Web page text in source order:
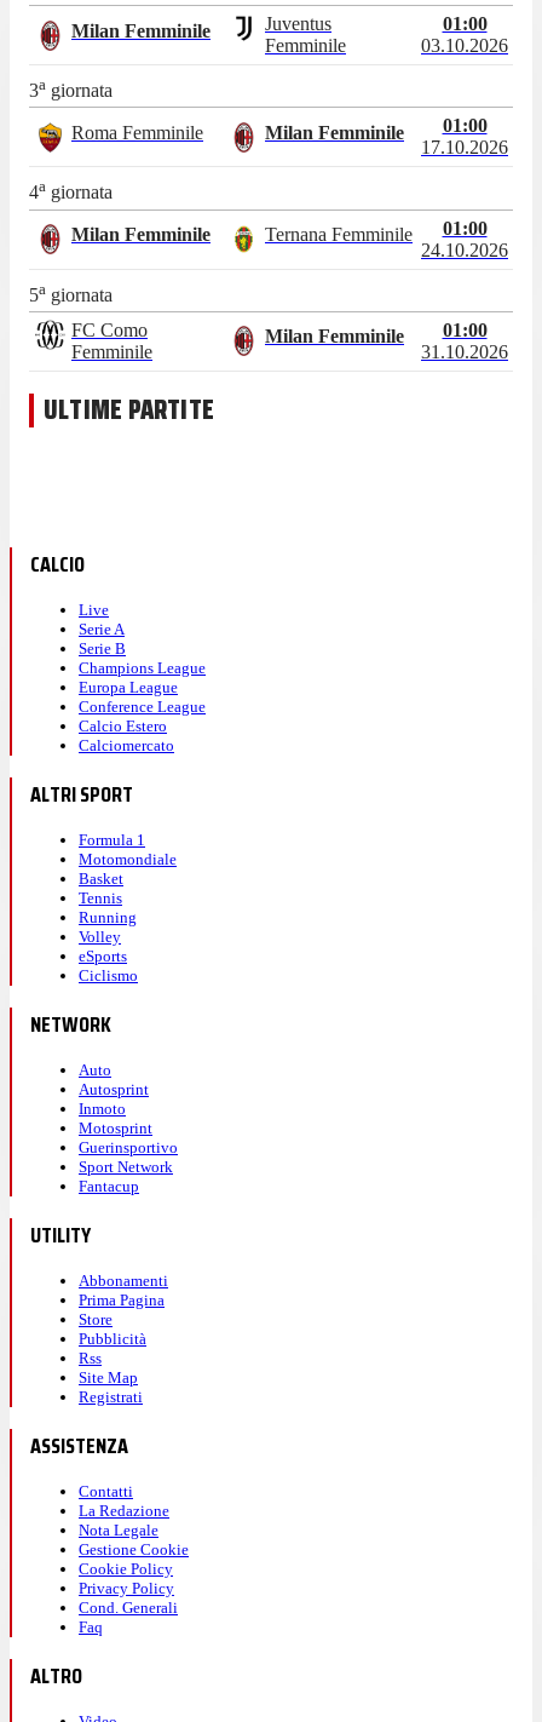
Milan Femminile
Juventus
Femminile
01:00
03.10.2026
3a giornata
Roma Femminile Milan Femminile
01:00
17.10.2026
4a giornata
Milan Femminile Ternana Femminile
01:00
24.10.2026
5a giornata
FC Como
Femminile
Milan Femminile
01:00
31.10.2026
ULTIME PARTITE
CALCIO
Live
Serie A
Serie B
Champions League
Europa League
Conference League
Calcio Estero
Calciomercato
ALTRI SPORT
Formula 1
Motomondiale
Basket
Tennis
Running
Volley
eSports
Ciclismo
NETWORK
Auto
Autosprint
Inmoto
Motosprint
Guerinsportivo
Sport Network
Fantacup
UTILITY
Abbonamenti
Prima Pagina
Store
Pubblicità
Rss
Site Map
Registrati
ASSISTENZA
Contatti
La Redazione
Nota Legale
Gestione Cookie
Cookie Policy
Privacy Policy
Cond. Generali
Faq
ALTRO